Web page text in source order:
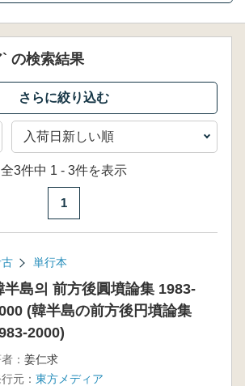
の検索結果
全3件中 1 - 3件を表示
1
単行本
半島의 前方後圓墳論集 1983-
(韓半島の前方後円墳論集
2000)
： 姜仁求
元： 東方メディア